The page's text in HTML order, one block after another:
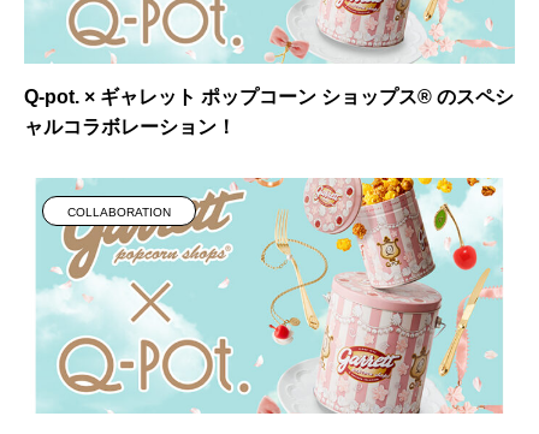
Q-pot. × ギャレット ポップコーン ショップス® のスペシ
ャルコラボレーション！
COLLABORATION